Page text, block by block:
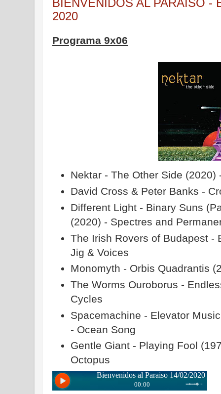
BIENVENIDOS AL PARAISO -
2020
Programa 9x06
Nektar - The Other Side
David Cross & Peter Banks -
Different Light - Binary Suns
(2020) - Spectres and
The Irish Rovers of Budapest -
Jig & Voices
Monomyth - Orbis Quadrantis
The Worms Ouroborus -
Cycles
Spacemachine - Elevator
- Ocean Song
Gentle Giant - Playing Fool
Octopus